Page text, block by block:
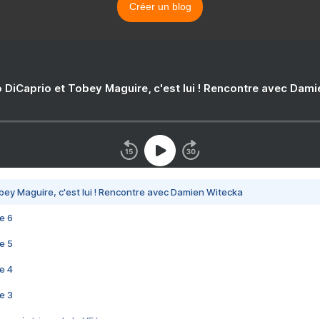
Créer un blog
DiCaprio et Tobey Maguire, c'est lui ! Rencontre avec
Maguire, c'est lui ! Rencontre avec Damien Witecka
6
5
4
3